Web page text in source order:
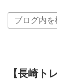
【長崎ト